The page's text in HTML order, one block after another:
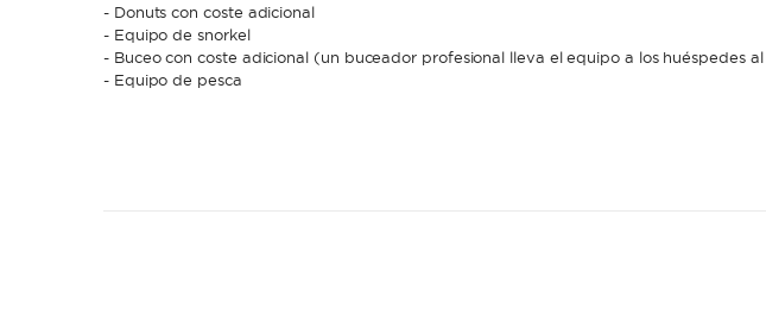
- Donuts con coste adicional
- Equipo de snorkel
- Buceo con coste adicional (un buceador profesional lleva el equipo a los huéspedes
- Equipo de pesca